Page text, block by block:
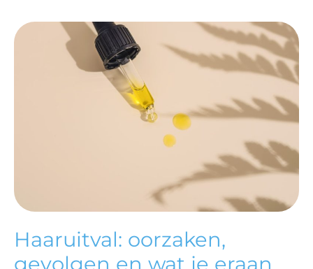
Haaruitval: oorzaken,
gevolgen en wat je eraan
HAARUITVAL:
OORZAKEN,
GEVOLGEN